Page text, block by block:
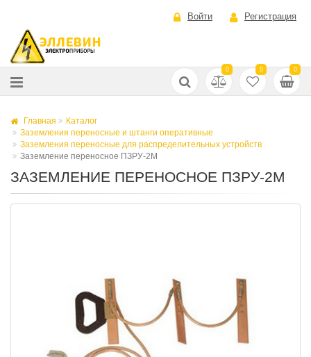
Войти Регистрация
0 0 0
Главная
Каталог
Заземления переносные и штанги оперативные
Заземления переносные для распределительных устройств
Заземление переносное ПЗРУ-2М
ЗАЗЕМЛЕНИЕ ПЕРЕНОСНОЕ ПЗРУ-2М